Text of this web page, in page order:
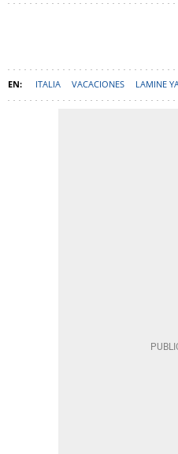
ITALIA VACACIONES LAMINE